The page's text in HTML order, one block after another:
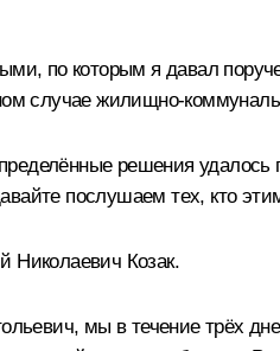
по которым я давал
случае жилищно-
решения
послушаем тех, кто
Николаевич Козак.
мы в течение трёх